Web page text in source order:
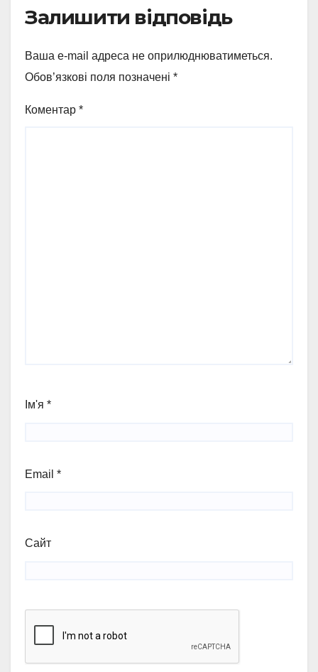
Залишити відповідь
Ваша e-mail адреса не оприлюднюватиметься.
Обов’язкові поля позначені *
Коментар *
Ім'я *
Email *
Сайт